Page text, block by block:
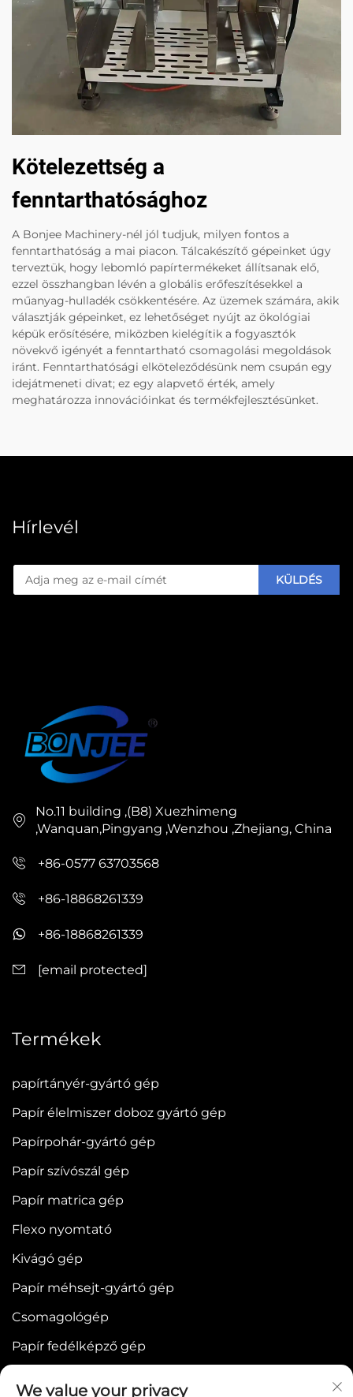
Kötelezettség a
fenntarthatósághoz
A Bonjee Machinery-nél jól tudjuk, milyen fontos a
fenntarthatóság a mai piacon. Tálcakészítő gépeinket úgy
terveztük, hogy lebomló papírtermékeket állítsanak elő,
ezzel összhangban lévén a globális erőfeszítésekkel a
műanyag-hulladék csökkentésére. Az üzemek számára, akik
választják gépeinket, ez lehetőséget nyújt az ökológiai
képük erősítésére, miközben kielégítik a fogyasztók
növekvő igényét a fenntartható csomagolási megoldások
iránt. Fenntarthatósági elköteleződésünk nem csupán egy
idejátmeneti divat; ez egy alapvető érték, amely
meghatározza innovációinkat és termékfejlesztésünket.
Hírlevél
KÜLDÉS
No.11 building ,(B8) Xuezhimeng
,Wanquan,Pingyang ,Wenzhou ,Zhejiang, China
+86-0577 63703568
+86-18868261339
+86-18868261339
[email protected]
Termékek
papírtányér-gyártó gép
Papír élelmiszer doboz gyártó gép
Papírpohár-gyártó gép
Papír szívószál gép
Papír matrica gép
Flexo nyomtató
Kivágó gép
Papír méhsejt-gyártó gép
Csomagológép
Papír fedélképző gép
We value your privacy